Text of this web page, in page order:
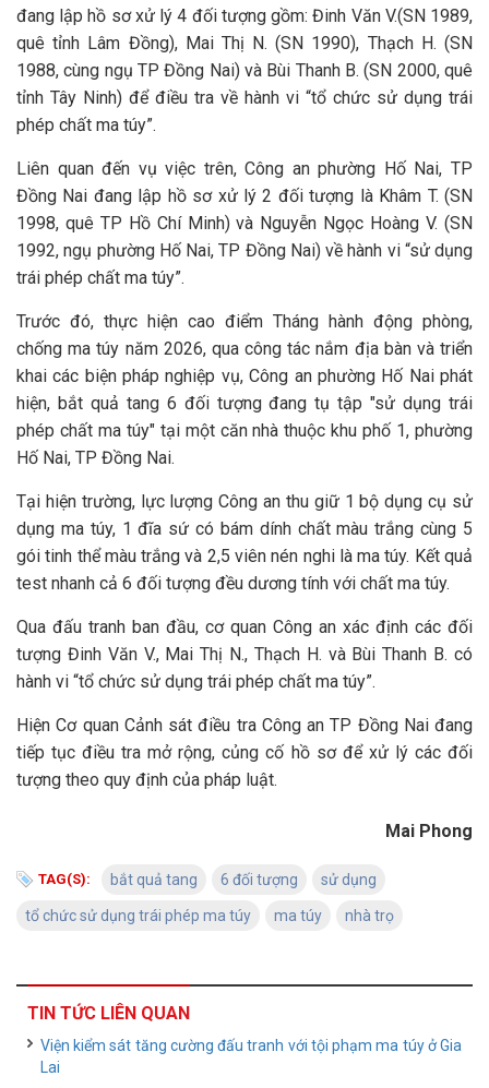
đang lập hồ sơ xử lý 4 đối tượng gồm: Đinh Văn V.(SN 1989,
quê tỉnh Lâm Đồng), Mai Thị N. (SN 1990), Thạch H. (SN
1988, cùng ngụ TP Đồng Nai) và Bùi Thanh B. (SN 2000, quê
tỉnh Tây Ninh) để điều tra về hành vi “tổ chức sử dụng trái
phép chất ma túy”.
Liên quan đến vụ việc trên, Công an phường Hố Nai, TP
Đồng Nai đang lập hồ sơ xử lý 2 đối tượng là Khâm T. (SN
1998, quê TP Hồ Chí Minh) và Nguyễn Ngọc Hoàng V. (SN
1992, ngụ phường Hố Nai, TP Đồng Nai) về hành vi “sử dụng
trái phép chất ma túy”.
Trước đó, thực hiện cao điểm Tháng hành động phòng,
chống ma túy năm 2026, qua công tác nắm địa bàn và triển
khai các biện pháp nghiệp vụ, Công an phường Hố Nai phát
hiện, bắt quả tang 6 đối tượng đang tụ tập "sử dụng trái
phép chất ma túy" tại một căn nhà thuộc khu phố 1, phường
Hố Nai, TP Đồng Nai.
Tại hiện trường, lực lượng Công an thu giữ 1 bộ dụng cụ sử
dụng ma túy, 1 đĩa sứ có bám dính chất màu trắng cùng 5
gói tinh thể màu trắng và 2,5 viên nén nghi là ma túy. Kết quả
test nhanh cả 6 đối tượng đều dương tính với chất ma túy.
Qua đấu tranh ban đầu, cơ quan Công an xác định các đối
tượng Đinh Văn V., Mai Thị N., Thạch H. và Bùi Thanh B. có
hành vi “tổ chức sử dụng trái phép chất ma túy”.
Hiện Cơ quan Cảnh sát điều tra Công an TP Đồng Nai đang
tiếp tục điều tra mở rộng, củng cố hồ sơ để xử lý các đối
tượng theo quy định của pháp luật.
Mai Phong
TAG(S): bắt quả tang 6 đối tượng sử dụng
tổ chức sử dụng trái phép ma túy ma túy nhà trọ
TIN TỨC LIÊN QUAN
Viện kiểm sát tăng cường đấu tranh với tội phạm ma túy ở Gia
Lai